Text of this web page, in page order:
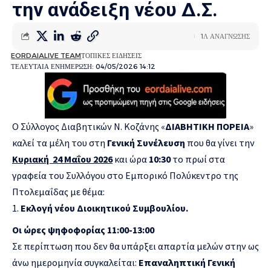
την ανάδειξη νέου Δ.Σ.
ΤΕΛΕΥΤΑΙΑ ΕΝΗΜΕΡΩΣΗ: 04/05/2026 14:12
EORDAIALIVE TEAMΤΟΠΙΚΕΣ ΕΙΔΗΣΕΙΣ
1Λ ΑΝΑΓΝΩΣΗΣ
Ο Σύλλογος Διαβητικών Ν. Κοζάνης «ΔΙΑΒΗΤΙΚΗ ΠΟΡΕΙΑ»
καλεί τα μέλη του στη Γενική Συνέλευση που θα γίνει την
Κυριακή 24 Μαΐου 2026και ώρα 10:30το πρωί στα
γραφεία του Συλλόγου στο Εμπορικό Πολύκεντρο της
Πτολεμαΐδας με θέμα:
Εκλογή νέου Διοικητικού Συμβουλίου.
Οι ώρες ψηφοφορίας 11:00-13:00
Σε περίπτωση που δεν θα υπάρξει απαρτία μελών στην ως
άνω ημερομηνία συγκαλείται: Επαναληπτική Γενική